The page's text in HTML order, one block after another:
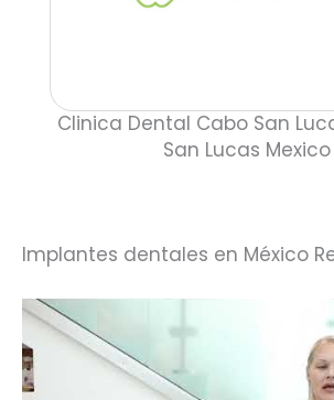
Clinica Dental Cabo San
San Lucas Mexico
Implantes dentales en México